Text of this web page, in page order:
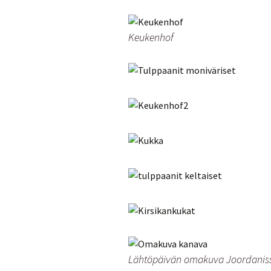
Keukenhof
Lähtöpäivän omakuva